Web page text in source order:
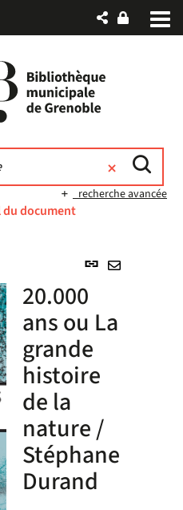
recherche avancée
du document
Lien
mail
20.000
ans ou La
grande
histoire
de la
nature /
Stéphane
Durand